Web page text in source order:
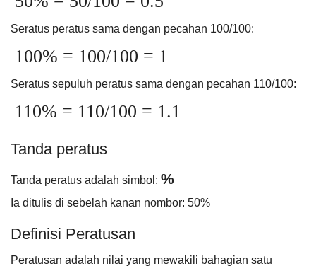
Seratus peratus sama dengan pecahan 100/100:
100% = 100/100 = 1
Seratus sepuluh peratus sama dengan pecahan 110/100:
110% = 110/100 = 1.1
Tanda peratus
Tanda peratus adalah simbol: %
Ia ditulis di sebelah kanan nombor: 50%
Definisi Peratusan
Peratusan adalah nilai yang mewakili bahagian satu